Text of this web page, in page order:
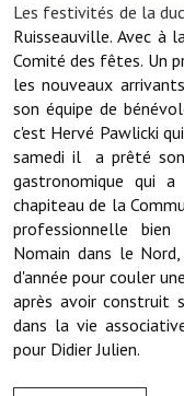
Communication
Le bulletin
Toutes les
Le village dans
Communauté de
Autres groupements
Les réseaux
L'association des
Les festivités de la
Ruisseauville. Avec à
Comité des fêtes. Un
les nouveaux
son équipe de
c'est Hervé Pawlicki
samedi il a prêté
gastronomique qui
chapiteau de la
professionnelle
Nomain dans le
d'année pour couler
après avoir construit
dans la vie
pour Didier Julien.